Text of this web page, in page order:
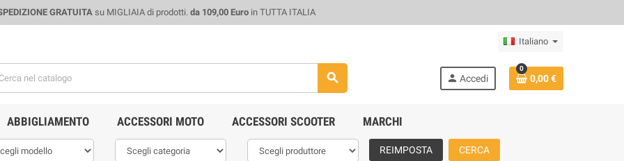
GRATUITAsu MIGLIAIA di prodotti. da 109,00 Euroin TUTTA ITALIA
Italiano
search person Accedi
0
0,00 €
ABBIGLIAMENTO ACCESSORI MOTO ACCESSORI SCOOTER MARCHI
REIMPOSTA CERCA